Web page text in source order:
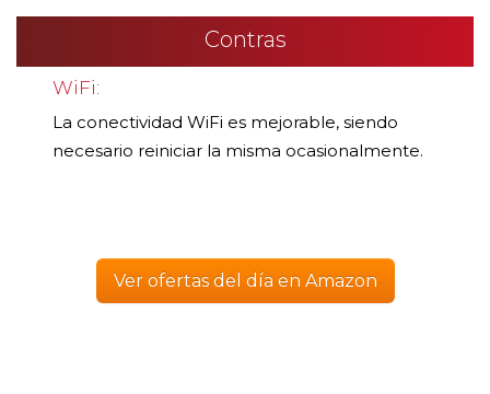
Contras
WiFi:
La conectividad WiFi es mejorable, siendo
necesario reiniciar la misma ocasionalmente.
Ver ofertas del día en Amazon